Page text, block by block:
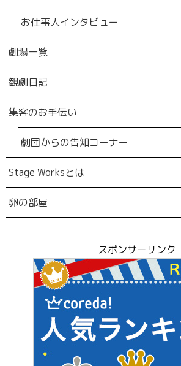
お仕事人インタビュー
劇場一覧
観劇日記
集客のお手伝い
劇団からの告知コーナー
Stage Worksとは
卵の部屋
スポンサーリンク